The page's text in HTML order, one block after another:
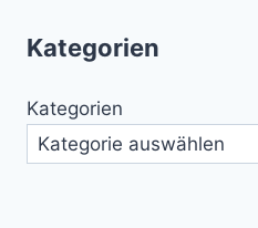
Kategorien
Kategorien